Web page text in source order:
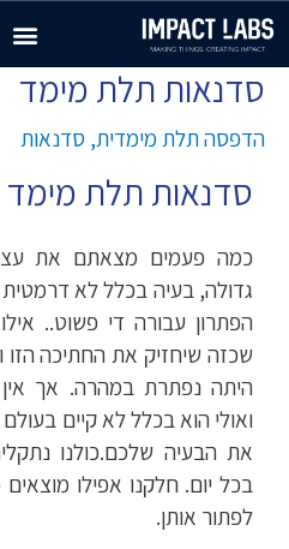
סדנאות תלת מימד
הדפסה תלת מימדית, סדנאות
סדנאות תלת מימד
כמה פעמים מצאתם את
גדולה, בעיה בכלל לא דרמטית
הפתרון עבורה די פשוט..
שכזה שיחזיק את החתיכה
היתה נפתרת במהרה. אך
ואולי הוא בכלל לא קיים
את הבעיה שלכם.כולנו
בכל יום. חלקנו אפילו
לפתור אותן.
Post